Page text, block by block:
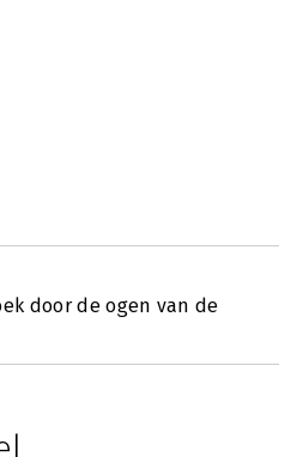
door de ogen van de